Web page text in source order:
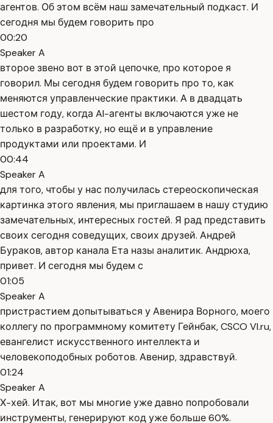
агентов. Об этом всём наш замечательный подкаст. И
сегодня мы будем говорить про
00:20
Speaker A
второе звено вот в этой цепочке, про которое я
говорил. Мы сегодня будем говорить про то, как
меняются управленческие практики. А в двадцать
шестом году, когда AI-агенты включаются уже не
только в разработку, но ещё и в управление
продуктами или проектами. И
00:44
Speaker A
для того, чтобы у нас получилась стереоскопическая
картинка этого явления, мы приглашаем в нашу студию
замечательных, интересных гостей. Я рад представить
своих сегодня соведущих, своих друзей. Андрей
Бураков, автор канала Ета назы аналитик. Андрюха,
привет. И сегодня мы будем с
01:05
Speaker A
пристрастием допытываться у Авенира Ворного, моего
коллегу по программному комитету Гейнбак, CSCO VI.ru,
евангелист искусственного интеллекта и
человекоподобных роботов. Авенир, здравствуй.
01:24
Speaker A
Х-хей. Итак, вот мы многие уже давно попробовали
инструменты, генерируют код уже больше 60%.